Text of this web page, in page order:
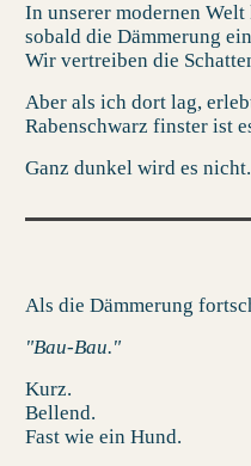
In unserer modernen
sobald die Dämmerung
Wir vertreiben die
Aber als ich dort lag,
Rabenschwarz finster ist
Ganz dunkel wird es nicht.
Als die Dämmerung
"Bau-Bau."
Kurz.
Bellend.
Fast wie ein Hund.